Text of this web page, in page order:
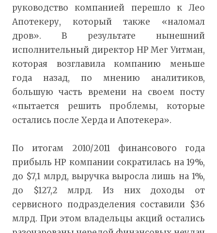
руководство компанией перешло к Лео
Апотекеру, который также «наломал
дров». В результате нынешний
исполнительный директор HP Мег Уитман,
которая возглавила компанию меньше
года назад, по мнению аналитиков,
большую часть времени на своем посту
«пытается решить проблемы, которые
остались после Херда и Апотекера».
По итогам 2010/2011 финансового года
прибыль HP компании сократилась на 19%,
до $7,1 млрд, выручка выросла лишь на 1%,
до $127,2 млрд. Из них доходы от
сервисного подразделения составили $36
млрд. При этом владельцы акций остались